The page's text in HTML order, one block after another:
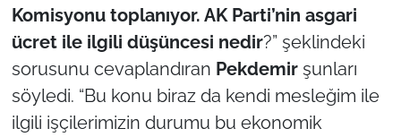
Komisyonu toplanıyor. AK Parti’nin asgari
ücret ile ilgili düşüncesi nedir?” şeklindeki
sorusunu cevaplandıran Pekdemir şunları
söyledi. “Bu konu biraz da kendi mesleğim ile
ilgili işçilerimizin durumu bu ekonomik